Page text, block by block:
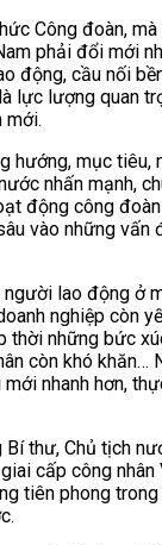
Công đoàn, mà
phải đổi mới
động, cầu nối
lực lượng quan
mới.
hướng, mục tiêu,
nhấn mạnh,
động công
vào những vấn
lao động ở
nghiệp còn
thời những bức
còn khó khăn…
nhanh hơn,
thư, Chủ tịch
cấp công nhân
tiên phong